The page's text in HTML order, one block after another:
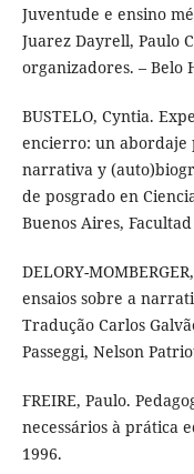
Juventude e ensino
Juarez Dayrell, Paulo
organizadores. – Belo
BUSTELO, Cyntia.
encierro: un abordaje
narrativa y
de posgrado en
Buenos Aires,
DELORY-
ensaios sobre a
Tradução Carlos
Passeggi, Nelson
FREIRE, Paulo.
necessários à prática
1996.